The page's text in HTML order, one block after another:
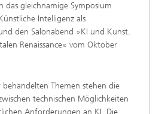
gleichnamige Symposium
Intelligenz als
den Salonabend »KI und Kunst.
Renaissance« vom Oktober
Themen stehen die
technischen Möglichkeiten
Anforderungen an KI. Die